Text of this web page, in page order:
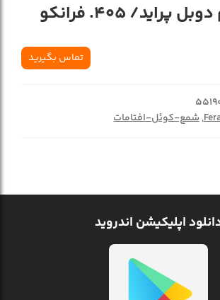
405. فرانکو
تماس بگیرید
,شمع-کوئل-افتامات
اپلیکیشن اندروید